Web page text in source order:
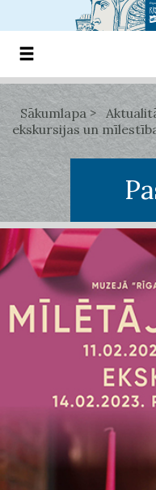
Sākumlapa
ekskursijas un